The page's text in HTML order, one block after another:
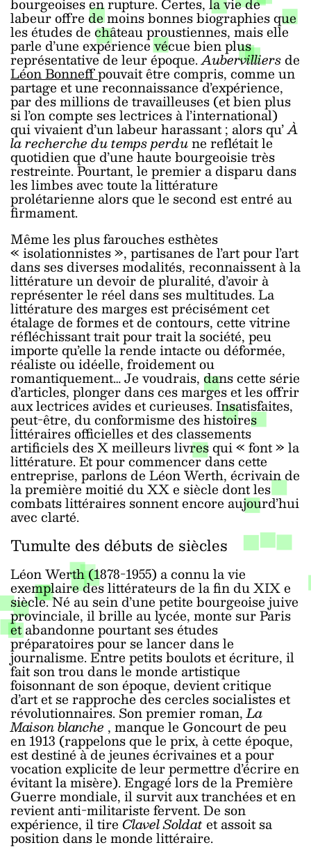
labeur offre de moins bonnes biographies que
les études de château proustiennes, mais elle
parle d’une expérience vécue bien plus
représentative de leur époque.Aubervilliersde
Léon Bonneffpouvait être compris, comme un
partage et une reconnaissance d’expérience,
par des millions de travailleuses (et bien plus
si l’on compte ses lectrices à l’international)
qui vivaient d’un labeur harassant ; alors qu’À
la recherche du temps perdune reflétait le
quotidien que d’une haute bourgeoisie très
restreinte. Pourtant, le premier a disparu dans
les limbes avec toute la littérature
prolétarienne alors que le second est entré au
firmament.
Même les plus farouches esthètes
« isolationnistes », partisanes de l’art pour l’art
dans ses diverses modalités, reconnaissent à la
littérature un devoir de pluralité, d’avoir à
représenter le réel dans ses multitudes. La
littérature des marges est précisément cet
étalage de formes et de contours, cette vitrine
réfléchissant trait pour trait la société, peu
importe qu’elle la rende intacte ou déformée,
réaliste ou idéelle, froidement ou
romantiquement… Je voudrais, dans cette série
d’articles, plonger dans ces marges et les offrir
aux lectrices avides et curieuses. Insatisfaites,
peut-être, du conformisme des histoires
littéraires officielles et des classements
artificiels des X meilleurs livres qui « font » la
littérature. Et pour commencer dans cette
entreprise, parlons de Léon Werth, écrivain de
la première moitié du XXe siècle dont les
combats littéraires sonnent encore aujourd’hui
avec clarté.
Tumulte des débuts de siècles
Léon Werth (1878-1955) a connu la vie
exemplaire des littérateurs de la fin du XIXe
siècle. Né au sein d’une petite bourgeoise juive
provinciale, il brille au lycée, monte sur Paris
et abandonne pourtant ses études
préparatoires pour se lancer dans le
journalisme. Entre petits boulots et écriture, il
fait son trou dans le monde artistique
foisonnant de son époque, devient critique
d’art et se rapproche des cercles socialistes et
révolutionnaires. Son premier roman,La
Maison blanche , manque le Goncourt de peu
en 1913 (rappelons que le prix, à cette époque,
est destiné à de jeunes écrivaines et a pour
vocation explicite de leur permettre d’écrire en
évitant la misère). Engagé lors de la Première
Guerre mondiale, il survit aux tranchées et en
revient anti-militariste fervent. De son
expérience, il tireClavel Soldatet assoit sa
position dans le monde littéraire.